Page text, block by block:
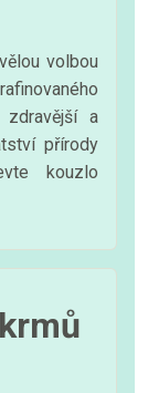
volbou
a
přírody
kouzlo